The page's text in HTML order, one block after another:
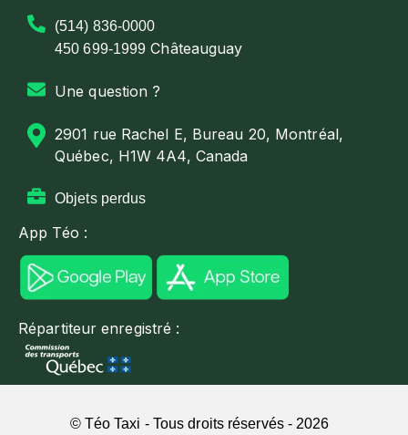
(514) 836-0000
450 699-1999 Châteauguay
Une question ?
2901 rue Rachel E, Bureau 20, Montréal,
Québec, H1W 4A4, Canada
Objets perdus
App Téo :
Répartiteur enregistré :
© Téo Taxi - Tous droits réservés - 2026